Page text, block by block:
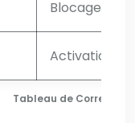
Tableau de
Blocage du
Activation du